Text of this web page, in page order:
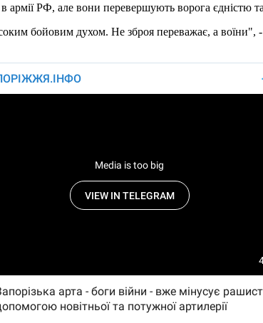
армії РФ, але вони перевершують ворога єдністю
бойовим духом. Не зброя переважає, а